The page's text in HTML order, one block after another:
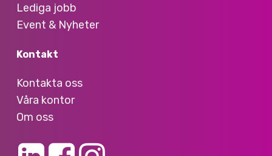
Lediga jobb
Event & Nyheter
Kontakt
Kontakta oss
Våra kontor
Om oss